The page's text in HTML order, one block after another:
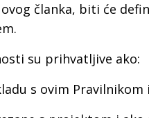
članka, biti će
su prihvatljive ako:
s ovim Pravilnikom